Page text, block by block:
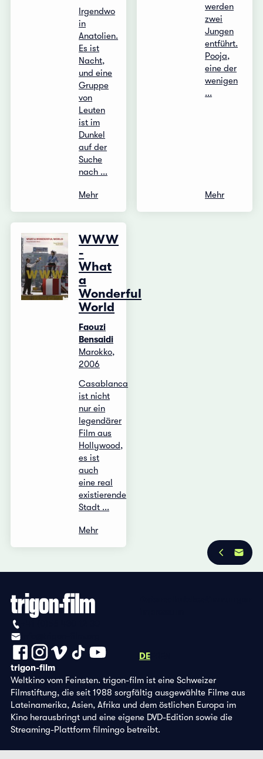
Irgendwo
in
Anatolien.
Es ist
Nacht,
und eine
Gruppe
von
Leuten
ist im
Dunkel
auf der
Suche
nach ...
Mehr
werden
zwei
Jungen
entführt.
Pooja,
eine der
wenigen
...
Mehr
WWW
-
What
a
Wonderful
World
Faouzi
Bensaidi
Marokko,
2006
Casablanca
ist nicht
nur ein
legendärer
Film aus
Hollywood,
es ist
auch
eine real
existierende
Stadt ...
Mehr
DE
trigon-film
Weltkino vom Feinsten. trigon-film ist eine Schweizer
Filmstiftung, die seit 1988 sorgfältig ausgewählte Filme aus
Lateinamerika, Asien, Afrika und dem östlichen Europa im
Kino herausbringt und eine eigene DVD-Edition sowie die
Streaming-Plattform filmingo betreibt.